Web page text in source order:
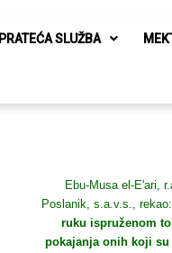
PRATEĆA SLUŽBA
Ebu-Musa el-E'ari,
Poslanik, s.a.v.s., rekao:
ruku ispruženom
pokajanja onih koji